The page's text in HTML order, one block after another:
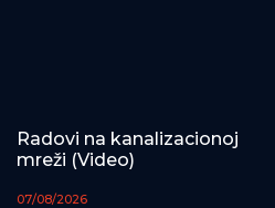
Radovi na kanalizacionoj
mreži (Video)
07/08/2026